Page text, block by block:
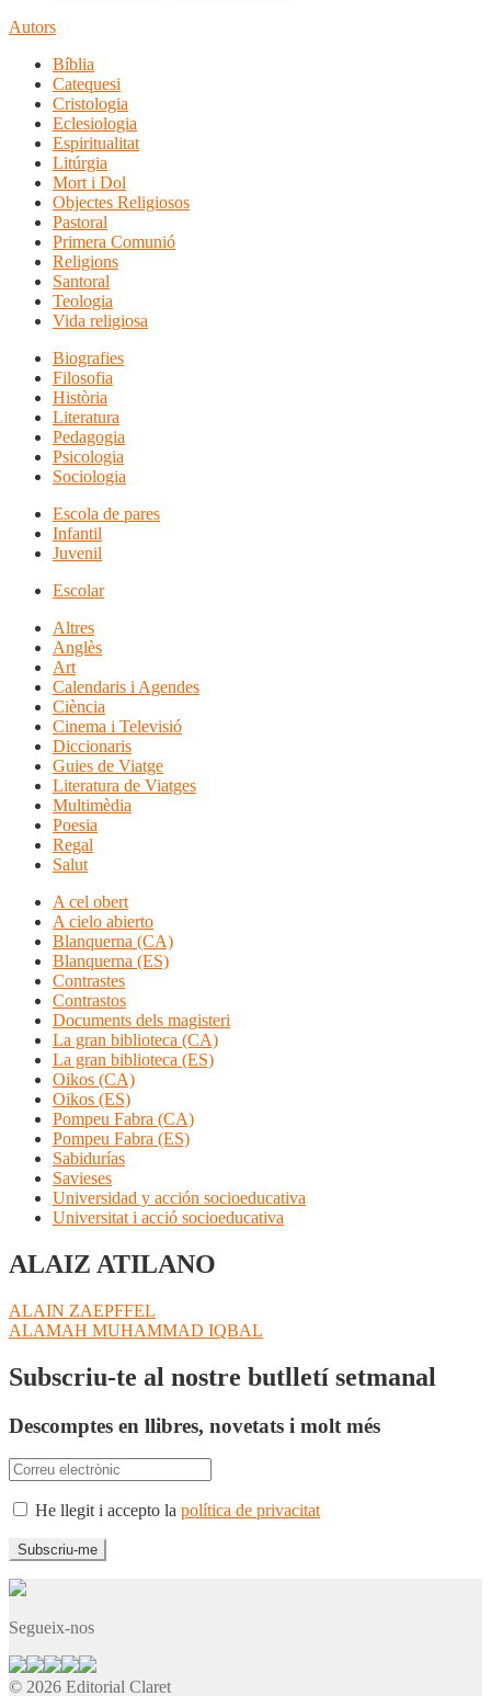
Autors
Bíblia
Catequesi
Cristologia
Eclesiologia
Espiritualitat
Litúrgia
Mort i Dol
Objectes Religiosos
Pastoral
Primera Comunió
Religions
Santoral
Teologia
Vida religiosa
Biografies
Filosofia
Història
Literatura
Pedagogia
Psicologia
Sociologia
Escola de pares
Infantil
Juvenil
Escolar
Altres
Anglès
Art
Calendaris i Agendes
Ciència
Cinema i Televisió
Diccionaris
Guies de Viatge
Literatura de Viatges
Multimèdia
Poesia
Regal
Salut
A cel obert
A cielo abierto
Blanquerna (CA)
Blanquerna (ES)
Contrastes
Contrastos
Documents dels magisteri
La gran biblioteca (CA)
La gran biblioteca (ES)
Oikos (CA)
Oikos (ES)
Pompeu Fabra (CA)
Pompeu Fabra (ES)
Sabidurías
Savieses
Universidad y acción socioeducativa
Universitat i acció socioeducativa
ALAIZ ATILANO
Navegació
d'entrades
Entrada
anterior:
ALAIN ZAEPFFEL
Pròxima
ALAMAH MUHAMMAD IQBAL
Subscriu-te al nostre butlletí setmanal
Descomptes en llibres, novetats i molt més
He llegit i accepto la política de privacitat
Segueix-nos
© 2026 Editorial Claret